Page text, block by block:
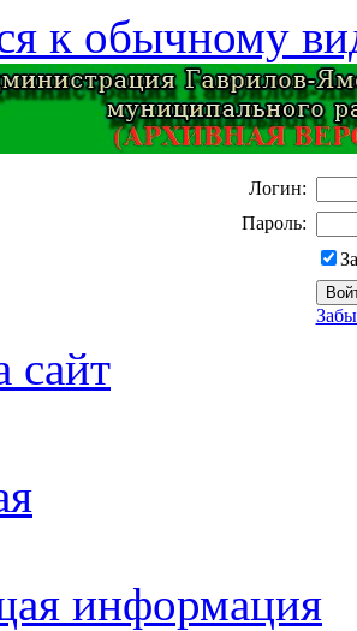
к обычному
Логин:
Пароль:
сайт
информация